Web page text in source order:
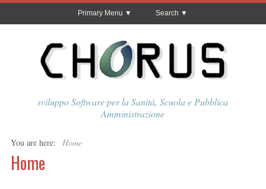
Primary Menu Search
sviluppo Software per la Sanità, Scuola e Pubblica
Amministrazione
You are here: Home
Home